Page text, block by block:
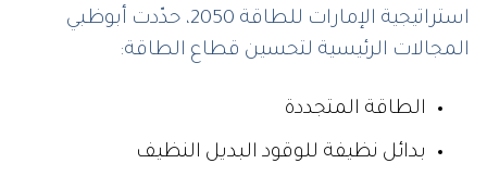
استراتيجية الإمارات للطاقة 2050، حدّدت أبوظبي
المجالات الرئيسية لتحسين قطاع الطاقة:
الطاقة المتجددة
بدائل نظيفة للوقود البديل النظيف